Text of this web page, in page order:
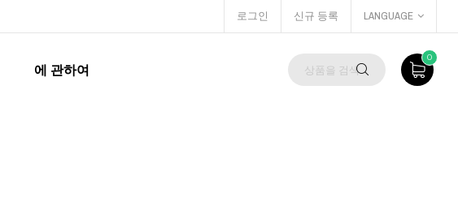
로그인 신규 등록 LANGUAGE
에 관하여
0